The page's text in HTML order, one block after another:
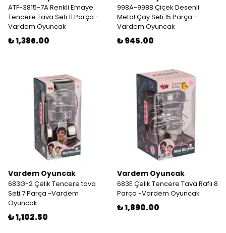
ATF-3815-7A Renkli Emaye
Tencere Tava Seti 11 Parça -
Vardem Oyuncak
₺ 1,386.00
998A-998B Çiçek Desenli
Metal Çay Seti 15 Parça -
Vardem Oyuncak
₺ 945.00
Vardem Oyuncak
683G-2 Çelik Tencere tava
Seti 7 Parça -Vardem
Oyuncak
₺ 1,102.50
Vardem Oyuncak
683E Çelik Tencere Tava Raflı 8
Parça -Vardem Oyuncak
₺ 1,890.00